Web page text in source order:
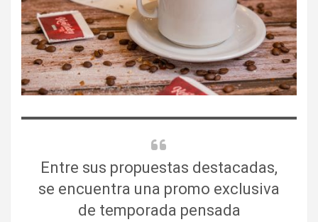
Entre sus propuestas destacadas,
se encuentra una promo exclusiva
de temporada pensada